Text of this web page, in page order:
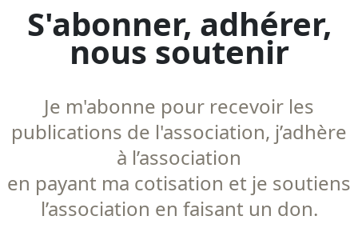
S'abonner, adhérer,
nous soutenir
Je m'abonne pour recevoir les
publications de l'association, j’adhère
à l’association
en payant ma cotisation et je soutiens
l’association en faisant un don.